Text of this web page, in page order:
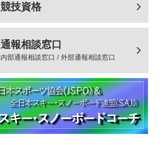
競技資格
通報相談窓口
内部通報相談窓口 / 外部通報相談窓口